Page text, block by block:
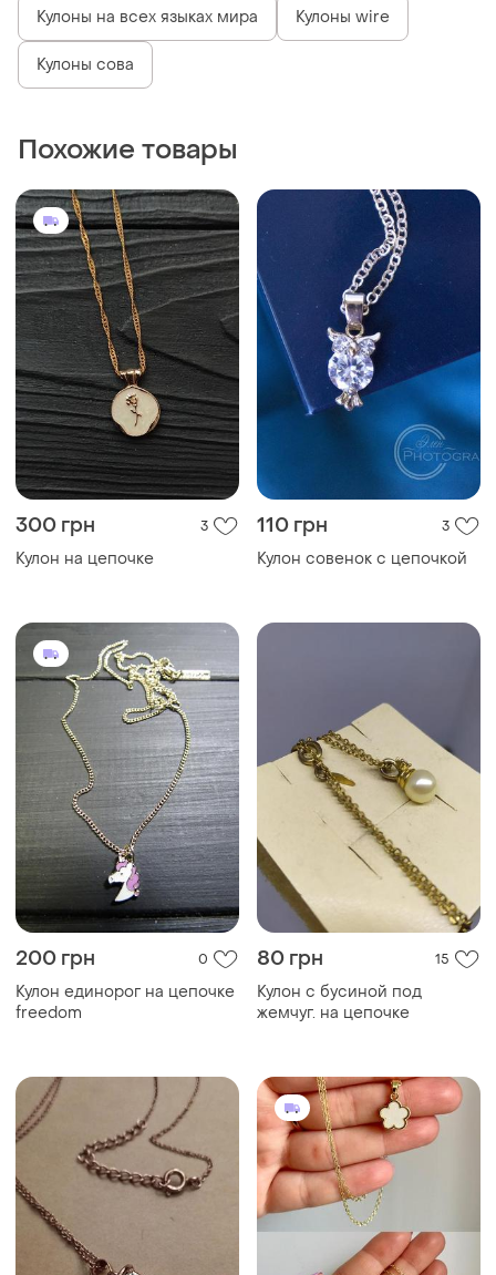
Кулоны на всех языках мира Кулоны wire
Кулоны сова
Похожие товары
300 грн 3
Кулон на цепочке
110 грн 3
Кулон совенок с цепочкой
200 грн 0
Кулон единорог на цепочке
freedom
80 грн 15
Кулон с бусиной под
жемчуг. на цепочке